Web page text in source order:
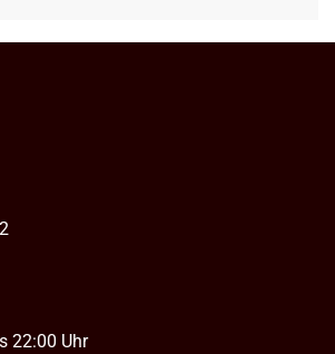
22:00 Uhr